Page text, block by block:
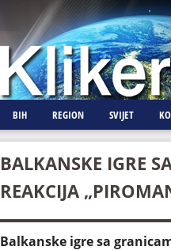
BIH REGION SVIJET
BALKANSKE IGRE
REAKCIJA
Balkanske igre sa